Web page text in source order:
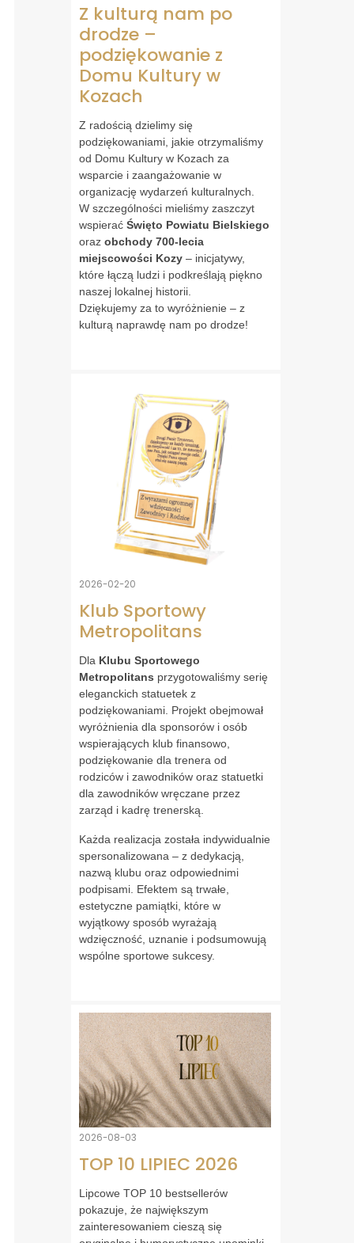
Z kulturą nam po
drodze –
podziękowanie z
Domu Kultury w
Kozach
Z radością dzielimy się
podziękowaniami, jakie otrzymaliśmy
od Domu Kultury w Kozach za
wsparcie i zaangażowanie w
organizację wydarzeń kulturalnych.
W szczególności mieliśmy zaszczyt
wspierać Święto Powiatu Bielskiego
oraz obchody 700-lecia
miejscowości Kozy – inicjatywy,
które łączą ludzi i podkreślają piękno
naszej lokalnej historii.
Dziękujemy za to wyróżnienie – z
kulturą naprawdę nam po drodze!
2026-02-20
Klub Sportowy
Metropolitans
Dla Klubu Sportowego
Metropolitans przygotowaliśmy serię
eleganckich statuetek z
podziękowaniami. Projekt obejmował
wyróżnienia dla sponsorów i osób
wspierających klub finansowo,
podziękowanie dla trenera od
rodziców i zawodników oraz statuetki
dla zawodników wręczane przez
zarząd i kadrę trenerską.
Każda realizacja została indywidualnie
spersonalizowana – z dedykacją,
nazwą klubu oraz odpowiednimi
podpisami. Efektem są trwałe,
estetyczne pamiątki, które w
wyjątkowy sposób wyrażają
wdzięczność, uznanie i podsumowują
wspólne sportowe sukcesy.
2026-08-03
TOP 10 LIPIEC 2026
Lipcowe TOP 10 bestsellerów
pokazuje, że największym
zainteresowaniem cieszą się